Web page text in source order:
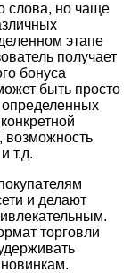
слова, но чаще
этапе
получает
бонуса
быть просто
определенных
возможность
т.д.
и делают
торговли